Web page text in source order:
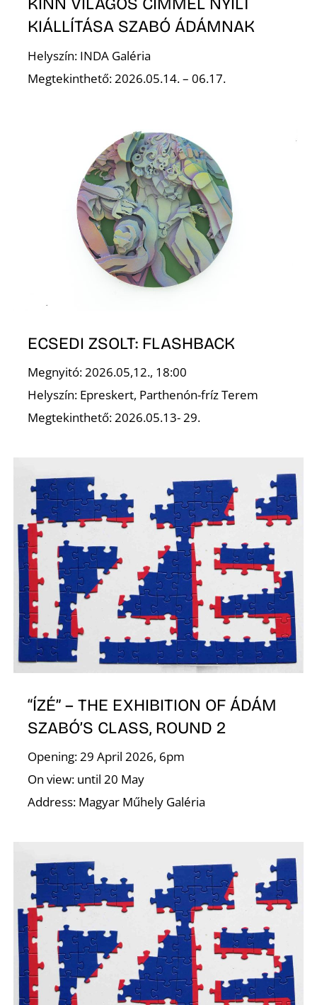
KIÁLLÍTÁSA SZABÓ ÁDÁMNAK
Helyszín: INDA Galéria
Megtekinthető: 2026.05.14. – 06.17.
ECSEDI ZSOLT: FLASHBACK
Megnyitó: 2026.05,12., 18:00
Helyszín: Epreskert, Parthenón-fríz Terem
Megtekinthető: 2026.05.13- 29.
“ÍZÉ” – THE EXHIBITION OF ÁDÁM
SZABÓ’S CLASS, ROUND 2
Opening: 29 April 2026, 6pm
On view: until 20 May
Address: Magyar Műhely Galéria